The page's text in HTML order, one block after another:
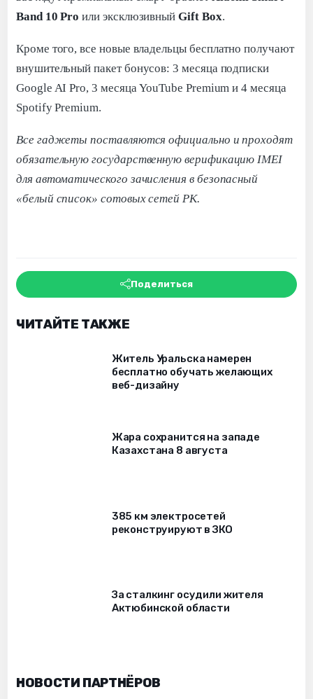
Band 10 Pro или эксклюзивныйGift Box.
Кроме того, все новые владельцы бесплатно получают
внушительный пакет бонусов: 3 месяца подписки
Google AI Pro, 3 месяца YouTube Premium и 4 месяца
Spotify Premium.
Все гаджеты поставляются официально и проходят
обязательную государственную верификацию IMEI
для автоматического зачисления в безопасный
«белый список» сотовых сетей РК.
Поделиться
ЧИТАЙТЕ ТАКЖЕ
Житель Уральска намерен
бесплатно обучать желающих
веб-дизайну
Жара сохранится на западе
Казахстана 8 августа
385 км электросетей
реконструируют в ЗКО
За сталкинг осудили жителя
Актюбинской области
НОВОСТИ ПАРТНЁРОВ